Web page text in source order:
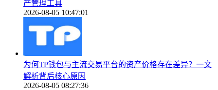
产管理工具
2026-08-05 10:47:01
为何TP钱包与主流交易平台的资产价格存在差异？一文
解析背后核心原因
2026-08-05 08:27:36